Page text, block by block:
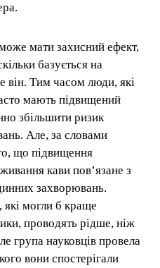
мати захисний ефект,
базується на
він. Тим часом люди, які
мають підвищений
збільшити ризик
Але, за словами
що підвищення
кави пов’язане з
захворювань.
які могли б краще
проводять рідше, ніж
група науковців провела
вони спостерігали